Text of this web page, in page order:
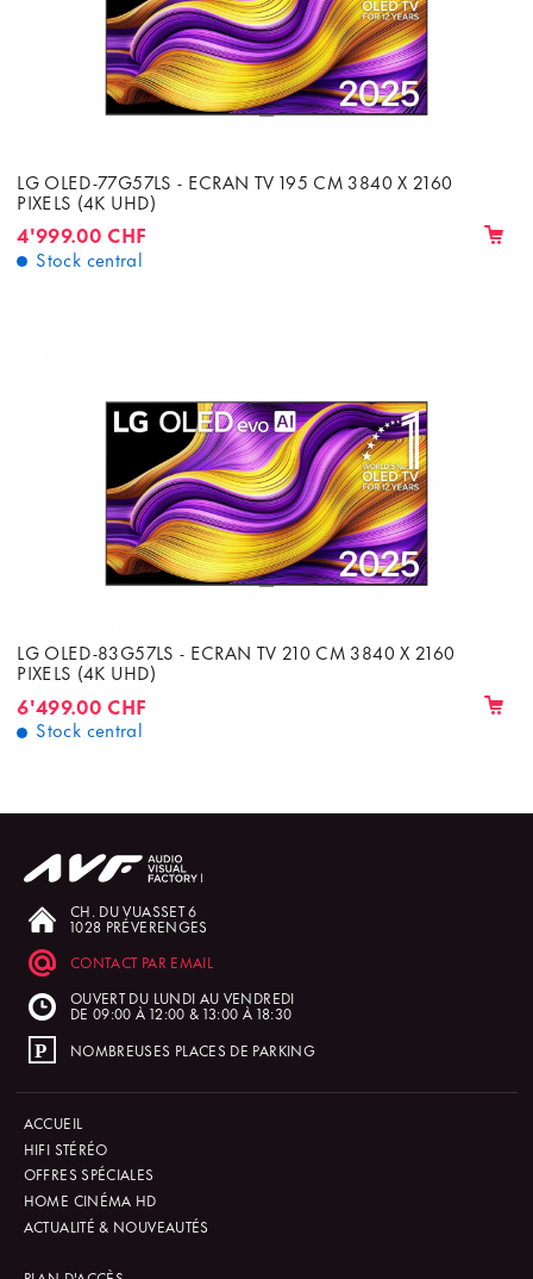
LG OLED-77G57LS - ECRAN TV 195 CM 3840 X 2160
PIXELS (4K UHD)
4'999.00 CHF
Stock central
LG OLED-83G57LS - ECRAN TV 210 CM 3840 X 2160
PIXELS (4K UHD)
6'499.00 CHF
Stock central
CH. DU VUASSET 6
1028 PRÉVERENGES
CONTACT PAR EMAIL
OUVERT DU LUNDI AU VENDREDI
DE 09:00 À 12:00 & 13:00 À 18:30
NOMBREUSES PLACES DE PARKING
ACCUEIL
HIFI STÉRÉO
OFFRES SPÉCIALES
HOME CINÉMA HD
ACTUALITÉ & NOUVEAUTÉS